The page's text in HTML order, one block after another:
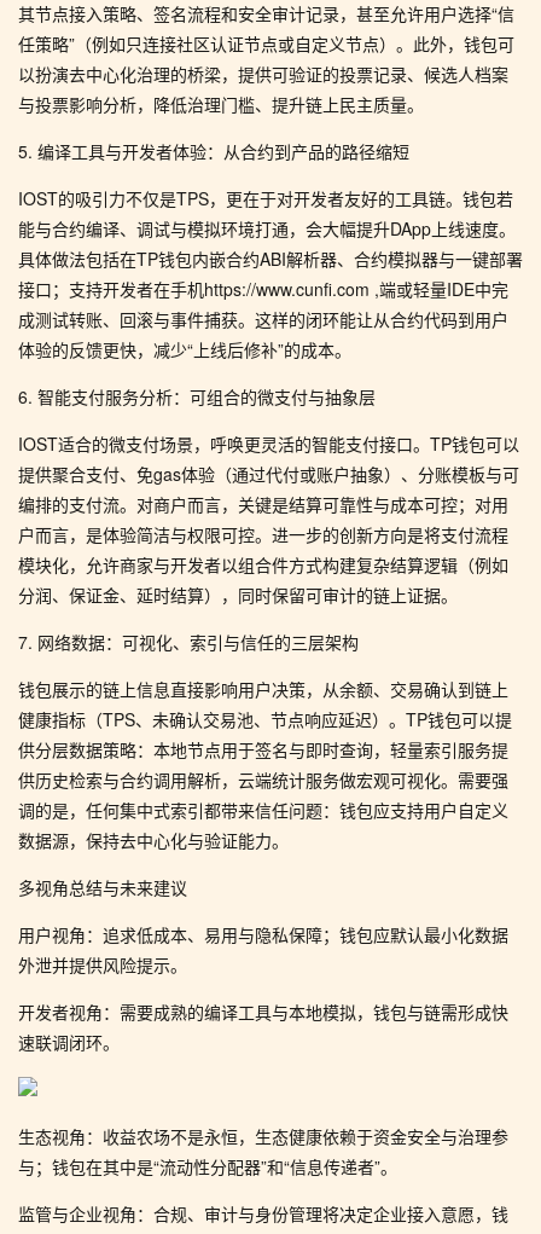
其节点接入策略、签名流程和安全审计记录，甚至允许用户选择“信
任策略”（例如只连接社区认证节点或自定义节点）。此外，钱包可
以扮演去中心化治理的桥梁，提供可验证的投票记录、候选人档案
与投票影响分析，降低治理门槛、提升链上民主质量。
5. 编译工具与开发者体验：从合约到产品的路径缩短
IOST的吸引力不仅是TPS，更在于对开发者友好的工具链。钱包若
能与合约编译、调试与模拟环境打通，会大幅提升DApp上线速度。
具体做法包括在TP钱包内嵌合约ABI解析器、合约模拟器与一键部署
接口；支持开发者在手机https://www.cunfi.com ,端或轻量IDE中完
成测试转账、回滚与事件捕获。这样的闭环能让从合约代码到用户
体验的反馈更快，减少“上线后修补”的成本。
6. 智能支付服务分析：可组合的微支付与抽象层
IOST适合的微支付场景，呼唤更灵活的智能支付接口。TP钱包可以
提供聚合支付、免gas体验（通过代付或账户抽象）、分账模板与可
编排的支付流。对商户而言，关键是结算可靠性与成本可控；对用
户而言，是体验简洁与权限可控。进一步的创新方向是将支付流程
模块化，允许商家与开发者以组合件方式构建复杂结算逻辑（例如
分润、保证金、延时结算），同时保留可审计的链上证据。
7. 网络数据：可视化、索引与信任的三层架构
钱包展示的链上信息直接影响用户决策，从余额、交易确认到链上
健康指标（TPS、未确认交易池、节点响应延迟）。TP钱包可以提
供分层数据策略：本地节点用于签名与即时查询，轻量索引服务提
供历史检索与合约调用解析，云端统计服务做宏观可视化。需要强
调的是，任何集中式索引都带来信任问题：钱包应支持用户自定义
数据源，保持去中心化与验证能力。
多视角总结与未来建议
用户视角：追求低成本、易用与隐私保障；钱包应默认最小化数据
外泄并提供风险提示。
开发者视角：需要成熟的编译工具与本地模拟，钱包与链需形成快
速联调闭环。
生态视角：收益农场不是永恒，生态健康依赖于资金安全与治理参
与；钱包在其中是“流动性分配器”和“信息传递者”。
监管与企业视角：合规、审计与身份管理将决定企业接入意愿，钱